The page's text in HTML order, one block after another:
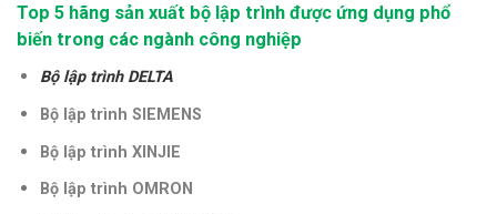
Top 5 hãng sản xuất bộ lập trình được ứng dụng phổ
biến trong các ngành công nghiệp
Bộ lập trình DELTA
Bộ lập trình SIEMENS
Bộ lập trình XINJIE
Bộ lập trình OMRON